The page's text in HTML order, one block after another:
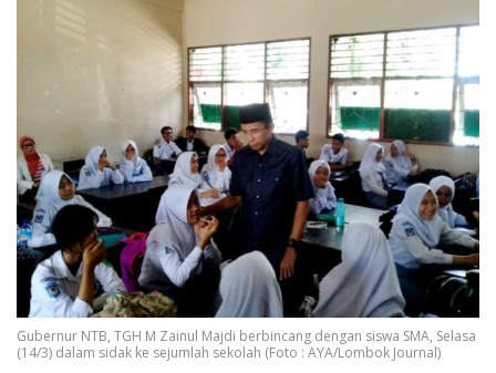
Gubernur NTB, TGH M Zainul Majdi berbincang dengan siswa SMA, Selasa
(14/3) dalam sidak ke sejumlah sekolah (Foto : AYA/Lombok Journal)